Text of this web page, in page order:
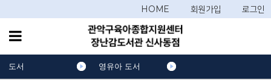
HOME 회원가입 로그인
도서 영유아 도서